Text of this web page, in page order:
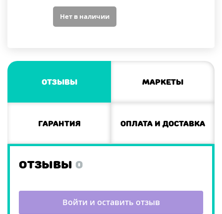
Нет в наличии
Отзывы Маркеты
Гарантия Оплата и доставка
ОТЗЫВЫ 0
Войти и оставить отзыв